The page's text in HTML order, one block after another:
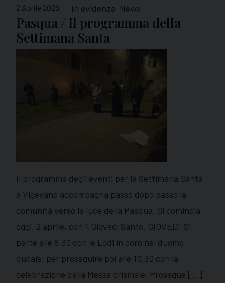
2 Aprile 2026 In evidenza News
Pasqua / Il programma della
Settimana Santa
Il programma degli eventi per la Settimana Santa
a Vigevano accompagna passo dopo passo la
comunità verso la luce della Pasqua. Si comincia
oggi, 2 aprile, con il Giovedì Santo. GIOVEDI’ Si
parte alle 8.30 con le Lodi in coro nel duomo
ducale, per proseguire poi alle 10.30 con la
celebrazione della Messa crismale. Prosegue […]